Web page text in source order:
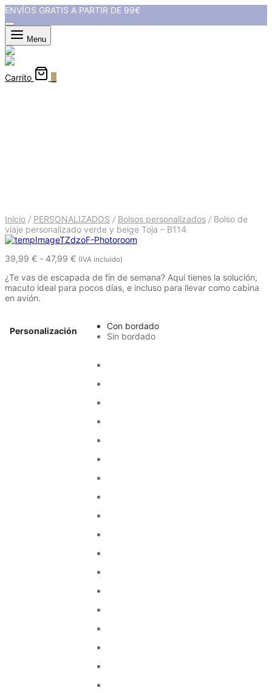
ENVÍOS GRATIS A PARTIR DE 99€
Menu
Carrito
Inicio / PERSONALIZADOS / Bolsos personalizados /Bolso de
viaje personalizado verde y beige Toja – B114
39,99 € - 47,99 €Rango
precios:
desde
(IVA incluido)
¿Te vas de escapada de fin de semana? Aquí tienes la solución,
macuto ideal para pocos días, e incluso para llevar como cabina
en avión.
Personalización
Con bordado
Sin bordado